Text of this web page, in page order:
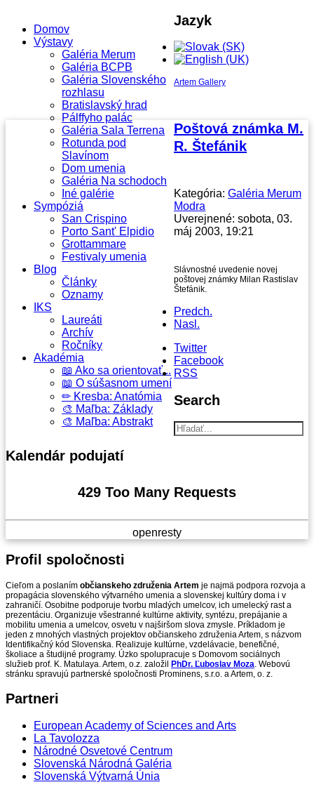
Domov
Výstavy
Galéria Merum
Galéria BCPB
Galéria Slovenského
rozhlasu
Bratislavský hrad
Pálffyho palác
Galéria Sala Terrena
Rotunda pod
Slavínom
Dom umenia
Galéria Na schodoch
Iné galérie
Sympóziá
San Crispino
Porto Sant' Elpidio
Grottammare
Festivaly umenia
Blog
Články
Oznamy
IKS
Laureáti
Archív
Ročníky
Akadémia
📖 Ako sa orientovať...
📖 O súšasnom umení
✏ Kresba: Anatómia
🎨 Maľba: Základy
🎨 Maľba: Abstrakt
Jazyk
Artem Gallery
Poštová známka M.
R. Štefánik
Kategória: Galéria Merum
Modra
Uverejnené: sobota, 03.
máj 2003, 19:21
Slávnostné uvedenie novej
poštovej známky Milan Rastislav
Štefánik.
Predch.
Nasl.
Twitter
Facebook
RSS
Search
Kalendár podujatí
429 Too Many Requests
openresty
Profil spoločnosti
Cieľom a poslaním občianskeho združenia Artem je najmä podpora rozvoja a
propagácia slovenského výtvarného umenia a slovenskej kultúry doma i v
zahraničí. Osobitne podporuje tvorbu mladých umelcov, ich umelecký rast a
prezentáciu. Organizuje všestranné kultúrne aktivity, syntézu, prepájanie a
mobilitu umenia a umelcov, osvetu v najširšom slova zmysle. Príkladom je
jeden z mnohých vlastných projektov občianskeho združenia Artem, s názvom
Identifikačný kód Slovenska. Realizuje kultúrne, vzdelávacie, benefičné,
školiace a študijné programy. Úzko spolupracuje s Domovom sociálnych
služieb prof. K. Matulaya. Artem, o.z. založil PhDr. Ľuboslav Moza . Webovú
stránku spravujú partnerské spoločnosti Prominens, s.r.o. a Artem, o. z.
Partneri
European Academy of Sciences and Arts
La Tavolozza
Národné Osvetové Centrum
Slovenská Národná Galéria
Slovenská Výtvarná Únia